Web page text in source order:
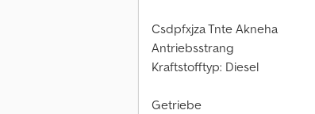
Csdpfxjza Tnte Akneha
Antriebsstrang
Kraftstofftyp: Diesel
Getriebe